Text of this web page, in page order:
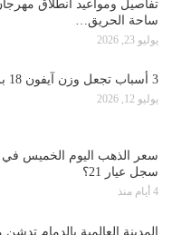
تفاصيل ومواعيد انطلاق
ساحة الحريق…
يوليو 23, 2026
3 أسباب تجعل وزن آيفون 18 برو ماكس ميزة لا عيبًا
يوليو 12, 2026
سعر الذهب اليوم الخميس
سجل عيار 21؟
4 أيام منذ